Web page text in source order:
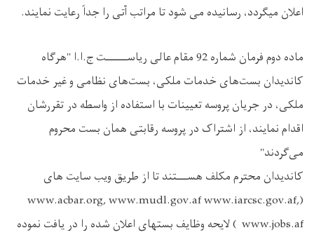
اعلان میگردد، رسانیده می ‌شود تا مراتب آتی را جداً رعایت نمایند.
ماده دوم فرمان شماره 92 مقام عالی ریاســــــت ج.ا.ا "هرگاه
کاندیدان بست‌های خدمات ملکی، بست‌های نظامی و غیر خدمات
ملکی، در جریان پروسه تعیینات با استفاده از واسطه در تقررشان
اقدام نمایند، از اشتراک در پروسه رقابتی همان بست محروم
می‌گردند"
کاندیدان محترم مکلف هســـتند تا از طریق ویب سایت های
(www.acbar.org, www.mudl.gov.af www.iarcsc.gov.af,
www.jobs.af ) لایحه وظایف بستهای اعلان شده را در یافت نموده